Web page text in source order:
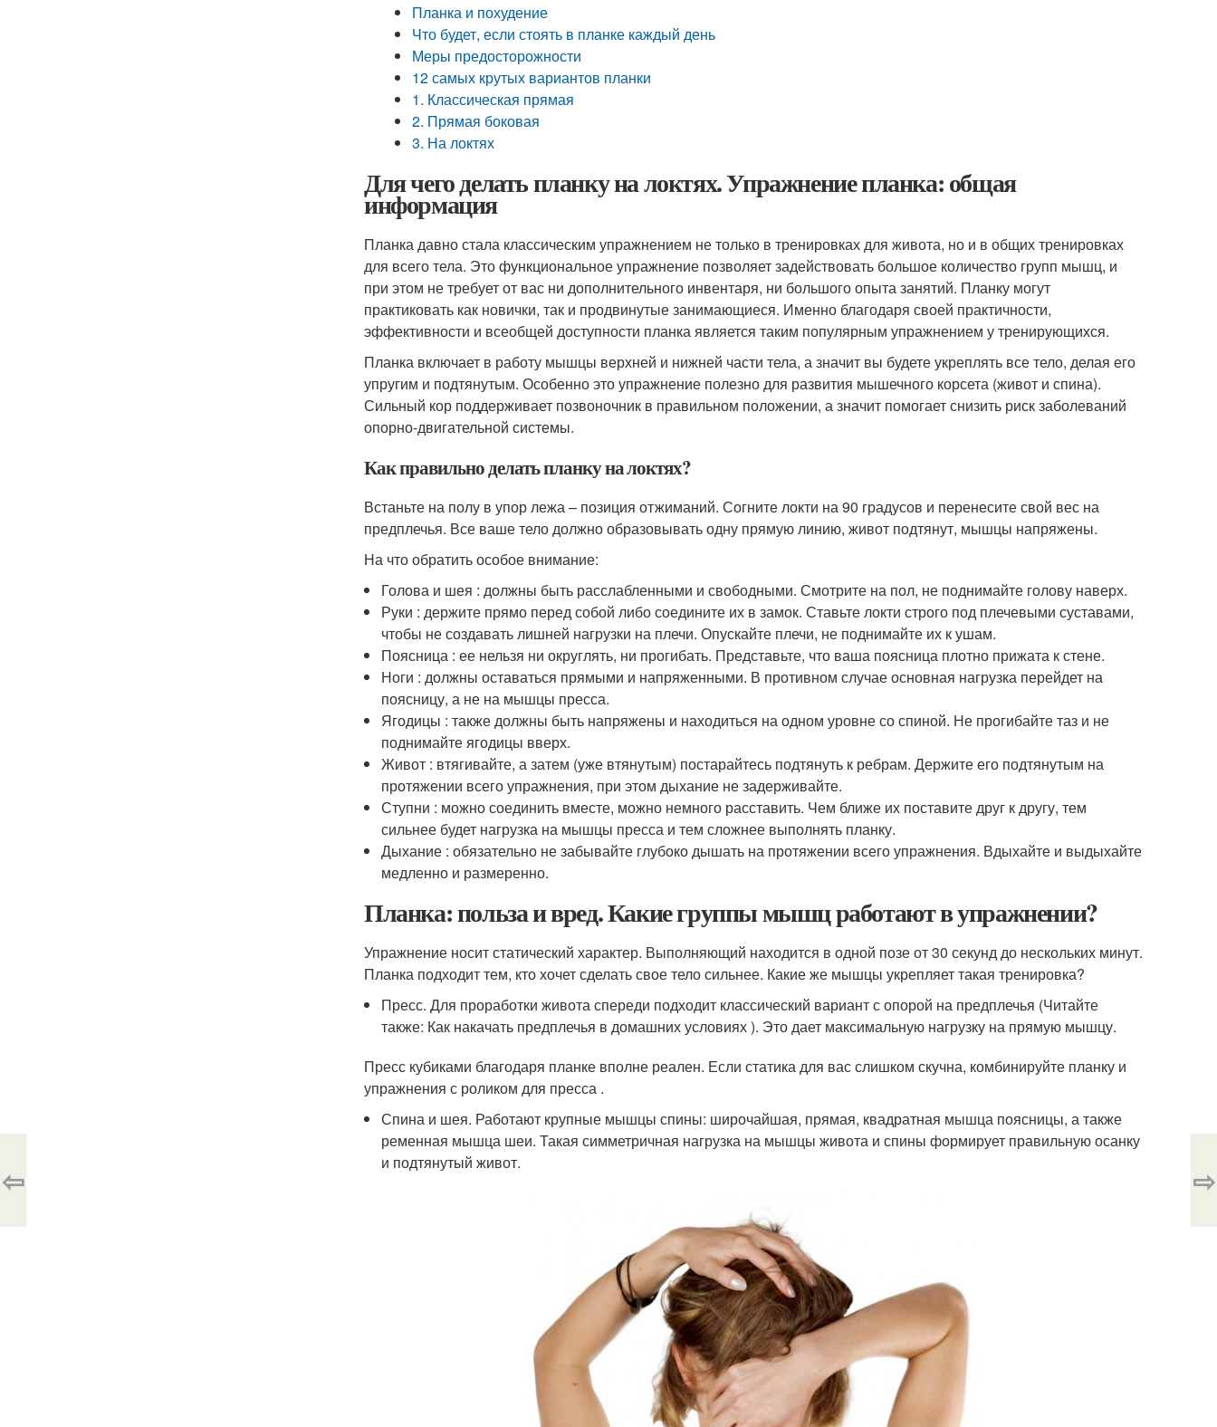
Планка и похудение
Что будет, если стоять в планке каждый день
Меры предосторожности
12 самых крутых вариантов планки
1. Классическая прямая
2. Прямая боковая
3. На локтях
Для чего делать планку на локтях. Упражнение планка: общая
информация
Планка давно стала классическим упражнением не только в тренировках для живота, но и в общих тренировках
для всего тела. Это функциональное упражнение позволяет задействовать большое количество групп мышц, и
при этом не требует от вас ни дополнительного инвентаря, ни большого опыта занятий. Планку могут
практиковать как новички, так и продвинутые занимающиеся. Именно благодаря своей практичности,
эффективности и всеобщей доступности планка является таким популярным упражнением у тренирующихся.
Планка включает в работу мышцы верхней и нижней части тела, а значит вы будете укреплять все тело, делая его
упругим и подтянутым. Особенно это упражнение полезно для развития мышечного корсета (живот и спина).
Сильный кор поддерживает позвоночник в правильном положении, а значит помогает снизить риск заболеваний
опорно-двигательной системы.
Как правильно делать планку на локтях?
Встаньте на полу в упор лежа – позиция отжиманий. Согните локти на 90 градусов и перенесите свой вес на
предплечья. Все ваше тело должно образовывать одну прямую линию, живот подтянут, мышцы напряжены.
На что обратить особое внимание:
Голова и шея : должны быть расслабленными и свободными. Смотрите на пол, не поднимайте голову наверх.
Руки : держите прямо перед собой либо соедините их в замок. Ставьте локти строго под плечевыми суставами,
чтобы не создавать лишней нагрузки на плечи. Опускайте плечи, не поднимайте их к ушам.
Поясница : ее нельзя ни округлять, ни прогибать. Представьте, что ваша поясница плотно прижата к стене.
Ноги : должны оставаться прямыми и напряженными. В противном случае основная нагрузка перейдет на
поясницу, а не на мышцы пресса.
Ягодицы : также должны быть напряжены и находиться на одном уровне со спиной. Не прогибайте таз и не
поднимайте ягодицы вверх.
Живот : втягивайте, а затем (уже втянутым) постарайтесь подтянуть к ребрам. Держите его подтянутым на
протяжении всего упражнения, при этом дыхание не задерживайте.
Ступни : можно соединить вместе, можно немного расставить. Чем ближе их поставите друг к другу, тем
сильнее будет нагрузка на мышцы пресса и тем сложнее выполнять планку.
Дыхание : обязательно не забывайте глубоко дышать на протяжении всего упражнения. Вдыхайте и выдыхайте
медленно и размеренно.
Планка: польза и вред. Какие группы мышц работают в упражнении?
Упражнение носит статический характер. Выполняющий находится в одной позе от 30 секунд до нескольких минут.
Планка подходит тем, кто хочет сделать свое тело сильнее. Какие же мышцы укрепляет такая тренировка?
Пресс. Для проработки живота спереди подходит классический вариант с опорой на предплечья (Читайте
также: Как накачать предплечья в домашних условиях ). Это дает максимальную нагрузку на прямую мышцу.
Пресс кубиками благодаря планке вполне реален. Если статика для вас слишком скучна, комбинируйте планку и
упражнения с роликом для пресса .
Спина и шея. Работают крупные мышцы спины: широчайшая, прямая, квадратная мышца поясницы, а также
ременная мышца шеи. Такая симметричная нагрузка на мышцы живота и спины формирует правильную осанку
и подтянутый живот.
⇦ ⇨